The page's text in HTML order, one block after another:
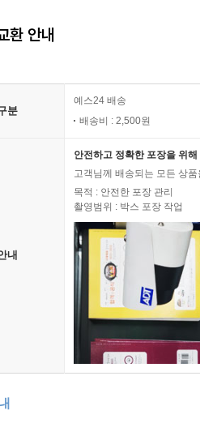
환 안내
분
예스24 배송
배송비 : 2,500원
내
안전하고 정확한 포장을 위
고객님께 배송되는 모든 상
목적 : 안전한 포장 관리
촬영범위 : 박스 포장 작업